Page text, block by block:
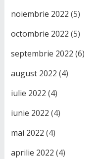
noiembrie 2022 (5)
octombrie 2022 (5)
septembrie 2022 (6)
august 2022 (4)
iulie 2022 (4)
iunie 2022 (4)
mai 2022 (4)
aprilie 2022 (4)